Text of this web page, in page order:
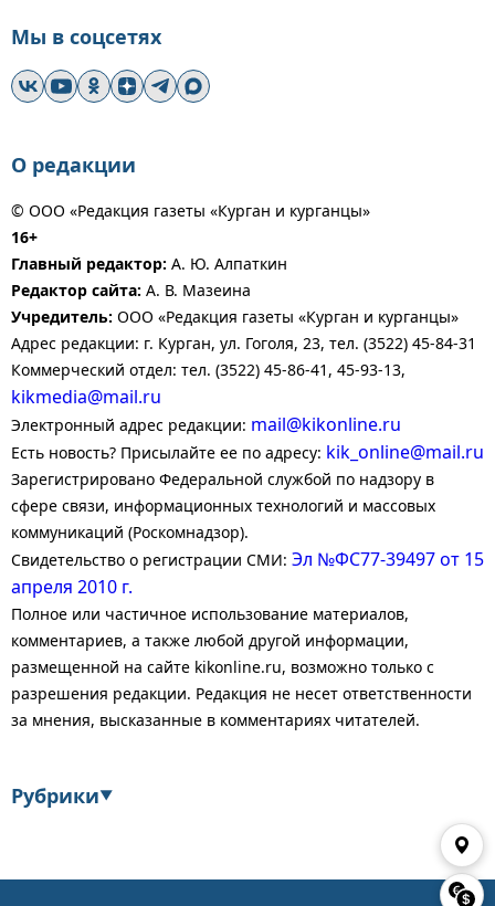
Мы в соцсетях
О редакции
© ООО «Редакция газеты «Курган и курганцы»
16+
Главный редактор: А. Ю. Алпаткин
Редактор сайта: А. В. Мазеина
Учредитель: ООО «Редакция газеты «Курган и курганцы»
Адрес редакции: г. Курган, ул. Гоголя, 23, тел. (3522) 45-84-31
Коммерческий отдел: тел. (3522) 45-86-41, 45-93-13,
kikmedia@mail.ru
Электронный адрес редакции: mail@kikonline.ru
Есть новость? Присылайте ее по адресу: kik_online@mail.ru
Зарегистрировано Федеральной службой по надзору в
сфере связи, информационных технологий и массовых
коммуникаций (Роскомнадзор).
Свидетельство о регистрации СМИ: Эл №ФС77-39497 от 15
апреля 2010 г.
Полное или частичное использование материалов,
комментариев, а также любой другой информации,
размещенной на сайте kikonline.ru, возможно только с
разрешения редакции. Редакция не несет ответственности
за мнения, высказанные в комментариях читателей.
Рубрики▼